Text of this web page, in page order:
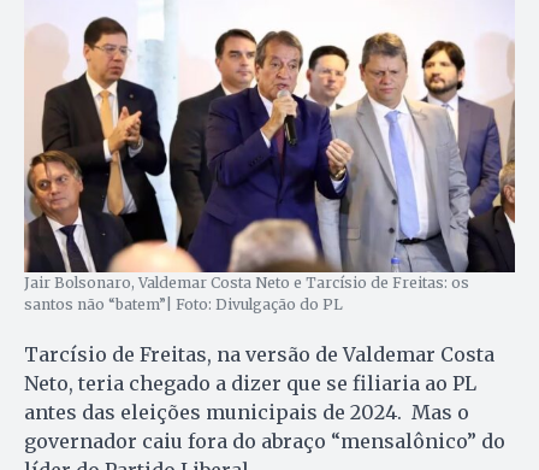
Jair Bolsonaro, Valdemar Costa Neto e Tarcísio de Freitas: os
santos não “batem”| Foto: Divulgação do PL
Tarcísio de Freitas, na versão de Valdemar Costa
Neto, teria chegado a dizer que se filiaria ao PL
antes das eleições municipais de 2024. Mas o
governador caiu fora do abraço “mensalônico” do